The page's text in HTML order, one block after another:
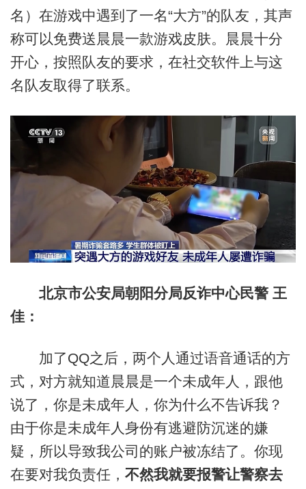
名）在游戏中遇到了一名“大方”的队友，其声
称可以免费送晨晨一款游戏皮肤。晨晨十分
开心，按照队友的要求，在社交软件上与这
名队友取得了联系。
北京市公安局朝阳分局反诈中心民警 王
佳：
加了QQ之后，两个人通过语音通话的方
式，对方就知道晨晨是一个未成年人，跟他
说了，你是未成年人，你为什么不告诉我？
由于你是未成年人身份有逃避防沉迷的嫌
疑，所以导致我公司的账户被冻结了。你现
在要对我负责任， 不然我就要报警让警察去